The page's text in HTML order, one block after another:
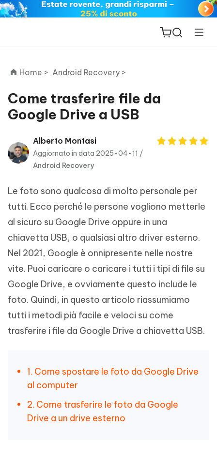
ReiBoot
PDNob
PDF
New
iAnyGo
Home > Android Recovery >
Come trasferire file da
Google Drive a USB
Alberto Montasi
Aggiornato in data 2025-04-11 /
Android Recovery
Le foto sono qualcosa di molto personale per
tutti. Ecco perché le persone vogliono metterle
al sicuro su Google Drive oppure in una
chiavetta USB, o qualsiasi altro driver esterno.
Nel 2021, Google è onnipresente nelle nostre
vite. Puoi caricare o caricare i tutti i tipi di file su
Google Drive, e ovviamente questo include le
foto. Quindi, in questo articolo riassumiamo
tutti i metodi pià facile e veloci su come
trasferire i file da Google Drive a chiavetta USB.
1. Come spostare le foto da Google Drive
al computer
2. Come trasferire le foto da Google
Drive a un drive esterno